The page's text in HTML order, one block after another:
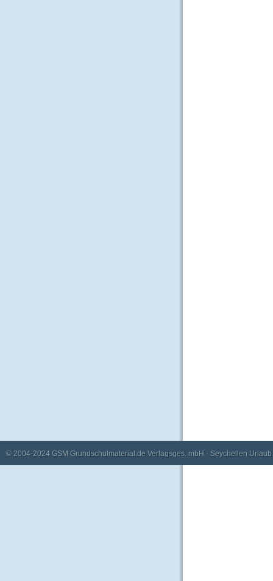
© 2004-2024 GSM Grundschulmaterial.de Verlagsges. mbH · Seychellen Urlaub